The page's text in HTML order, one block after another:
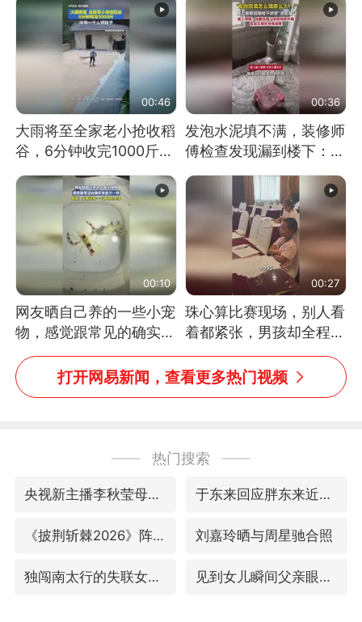
00:46
大雨将至全家老小抢收稻
谷，6分钟收完1000斤，
没有一个人掉链子
00:36
发泡水泥填不满，装修师
傅检查发现漏到楼下：出
风口未延伸到外墙
00:10
网友晒自己养的一些小宠
物，感觉跟常见的确实有
些不一样
00:27
珠心算比赛现场，别人看
着都紧张，男孩却全程气
定神闲、从容作答，最终
拿下冠军。网友：这淡定
的样子，一看就是有实
打开网易新闻，查看更多热门视频
热门搜索
央视新主播李秋莹母校发文祝贺 于东来回应胖东来近25年老店年底关闭
《披荆斩棘2026》阵容官宣 刘嘉玲晒与周星驰合照
独闯南太行的失联女生最后轨迹已确认 见到女儿瞬间父亲眼里有了光